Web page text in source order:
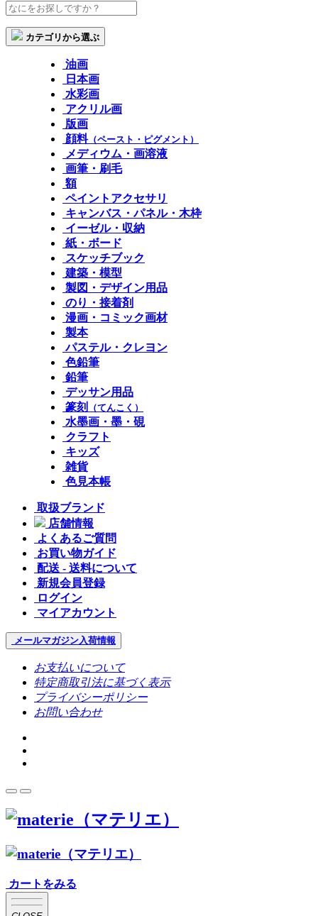
カテゴリから選ぶ
油画
日本画
水彩画
アクリル画
版画
顔料（ペースト・ピグメント）
メディウム・画溶液
画筆・刷毛
額
ペイントアクセサリ
キャンバス・パネル・木枠
イーゼル・収納
紙・ボード
スケッチブック
建築・模型
製図・デザイン用品
のり・接着剤
漫画・コミック画材
製本
パステル・クレヨン
色鉛筆
鉛筆
デッサン用品
篆刻
（てんこく）
水墨画・墨・硯
クラフト
キッズ
雑貨
色見本帳
取扱ブランド
店舗情報
よくあるご質問
お買い物ガイド
配送 - 送料について
新規会員登録
ログイン
マイアカウント
メールマガジン入荷情報
お支払いについて
特定商取引法に基づく表示
プライバシーポリシー
お問い合わせ
カートをみる